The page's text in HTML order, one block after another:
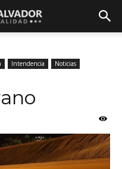
Intendencia
Noticias